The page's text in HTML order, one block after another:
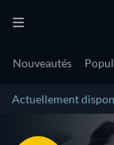
Nouveautés
Actuellement